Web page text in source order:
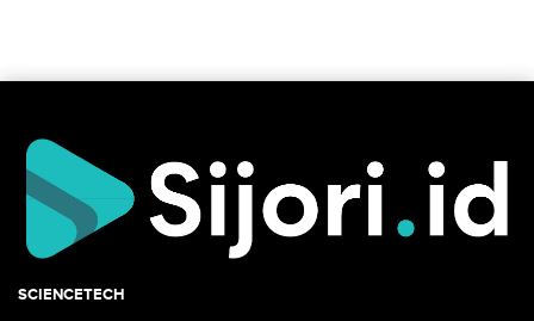
SCIENCETECH